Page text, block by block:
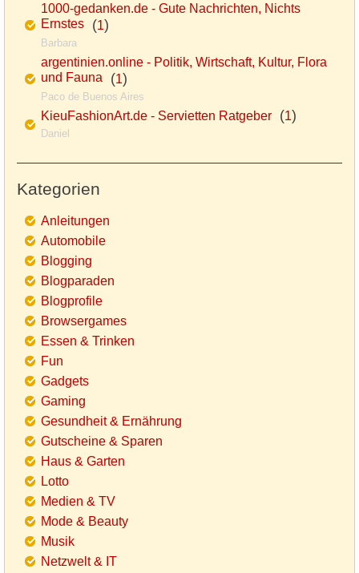
1000-gedanken.de - Gute Nachrichten, Nichts
Ernstes (1)
Barbara
argentinien.online - Politik, Wirtschaft, Kultur, Flora
und Fauna (1)
Paco de Buenos Aires
KieuFashionArt.de - Servietten Ratgeber (1)
Daniel
Kategorien
Anleitungen
Automobile
Blogging
Blogparaden
Blogprofile
Browsergames
Essen & Trinken
Fun
Gadgets
Gaming
Gesundheit & Ernährung
Gutscheine & Sparen
Haus & Garten
Lotto
Medien & TV
Mode & Beauty
Musik
Netzwelt & IT